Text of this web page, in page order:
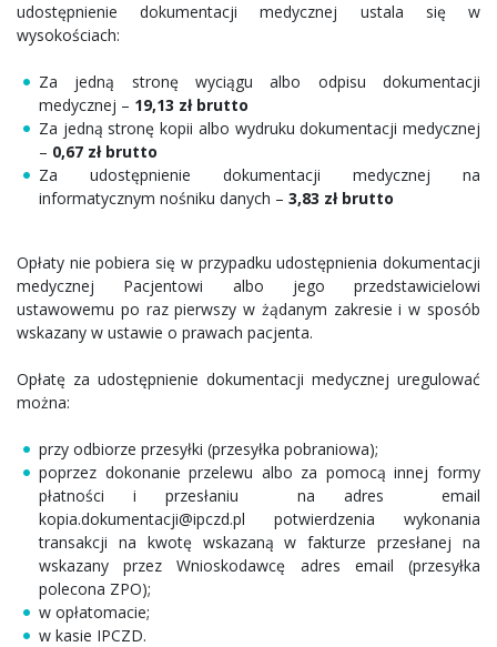
udostępnienie dokumentacji medycznej ustala się w
wysokościach:
Za jedną stronę wyciągu albo odpisu dokumentacji
medycznej – 19,13 zł brutto
Za jedną stronę kopii albo wydruku dokumentacji medycznej
– 0,67 zł brutto
Za udostępnienie dokumentacji medycznej na
informatycznym nośniku danych – 3,83 zł brutto
Opłaty nie pobiera się w przypadku udostępnienia dokumentacji
medycznej Pacjentowi albo jego przedstawicielowi
ustawowemu po raz pierwszy w żądanym zakresie i w sposób
wskazany w ustawie o prawach pacjenta.
Opłatę za udostępnienie dokumentacji medycznej uregulować
można:
przy odbiorze przesyłki (przesyłka pobraniowa);
poprzez dokonanie przelewu albo za pomocą innej formy
płatności i przesłaniu na adres email
kopia.dokumentacji@ipczd.pl potwierdzenia wykonania
transakcji na kwotę wskazaną w fakturze przesłanej na
wskazany przez Wnioskodawcę adres email (przesyłka
polecona ZPO);
w opłatomacie;
w kasie IPCZD.